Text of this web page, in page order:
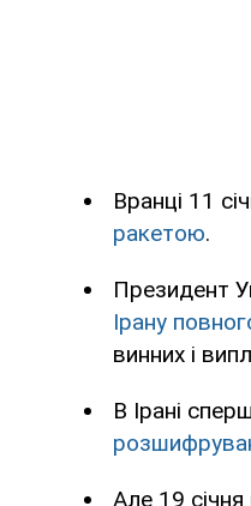
Вранці 11
ракетою.
Президент
Ірану
винних і
В Ірані
Але 19 січня